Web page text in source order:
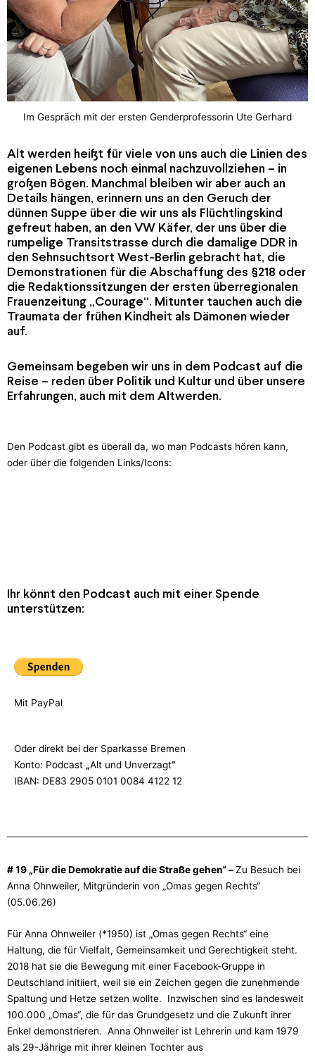
Im Gespräch mit der ersten Genderprofessorin Ute Gerhard
Alt werden heißt für viele von uns auch die Linien des
eigenen Lebens noch einmal nachzuvollziehen – in
großen Bögen. Manchmal bleiben wir aber auch an
Details hängen, erinnern uns an den Geruch der
dünnen Suppe über die wir uns als Flüchtlingskind
gefreut haben, an den VW Käfer, der uns über die
rumpelige Transitstrasse durch die damalige DDR in
den Sehnsuchtsort West-Berlin gebracht hat, die
Demonstrationen für die Abschaffung des §218 oder
die Redaktionssitzungen der ersten überregionalen
Frauenzeitung „Courage“. Mitunter tauchen auch die
Traumata der frühen Kindheit als Dämonen wieder
auf.
Gemeinsam begeben wir uns in dem Podcast auf die
Reise – reden über Politik und Kultur und über unsere
Erfahrungen, auch mit dem Altwerden.
Den Podcast gibt es überall da, wo man Podcasts hören kann,
oder über die folgenden Links/Icons:
Ihr könnt den Podcast auch mit einer Spende
unterstützen:
Mit PayPal
Oder direkt bei der Sparkasse Bremen
Konto: Podcast „Alt und Unverzagt“
IBAN: DE83 2905 0101 0084 4122 12
# 19 „Für die Demokratie auf die Straße gehen“ –Zu Besuch bei
Anna Ohnweiler, Mitgründerin von „Omas gegen Rechts“
(05.06.26)
Für Anna Ohnweiler (*1950) ist „Omas gegen Rechts“ eine
Haltung, die für Vielfalt, Gemeinsamkeit und Gerechtigkeit steht.
2018 hat sie die Bewegung mit einer Facebook-Gruppe in
Deutschland initiiert, weil sie ein Zeichen gegen die zunehmende
Spaltung und Hetze setzen wollte. Inzwischen sind es landesweit
100.000 „Omas“, die für das Grundgesetz und die Zukunft ihrer
Enkel demonstrieren. Anna Ohnweiler ist Lehrerin und kam 1979
als 29-Jährige mit ihrer kleinen Tochter aus